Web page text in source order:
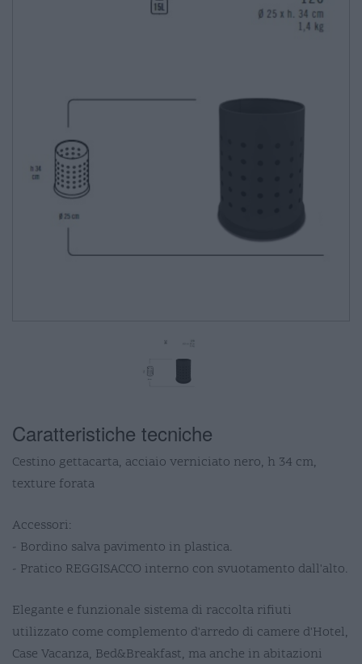
Caratteristiche tecniche
Cestino gettacarta, acciaio verniciato nero, h 34 cm,
texture forata
Accessori:
- Bordino salva pavimento in plastica.
- Pratico REGGISACCO interno con svuotamento dall'alto.
Elegante e funzionale sistema di raccolta rifiuti
utilizzato come complemento d'arredo di camere d'Hotel,
Case Vacanza, Bed&Breakfast, ma anche in abitazioni